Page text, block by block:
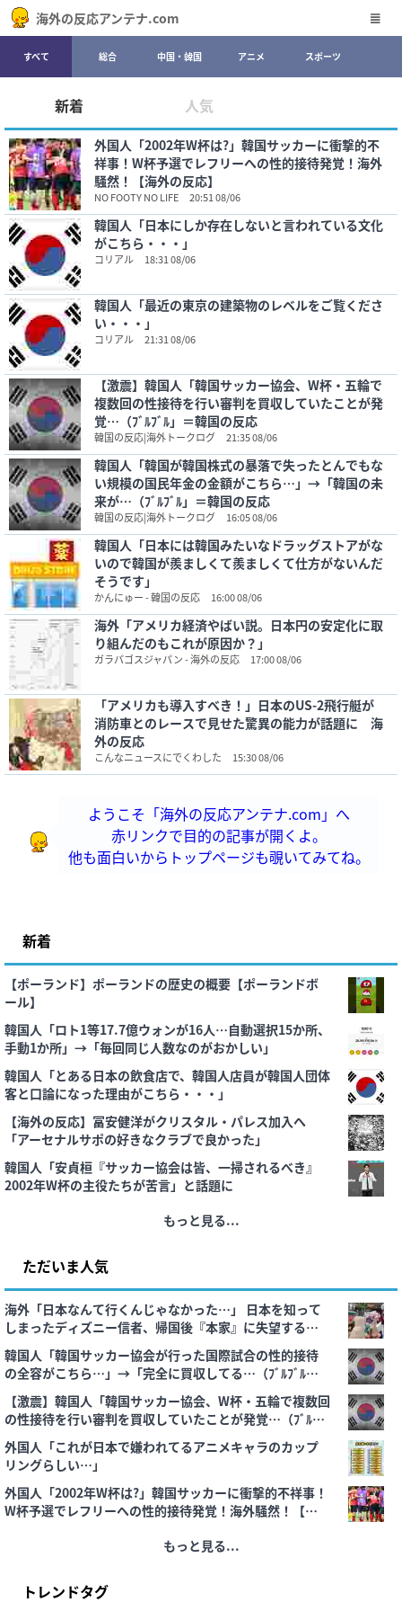
海外の反応アンテナ.com
すべて 総合 中国・韓国 アニメ スポーツ
新着 人気
外国人「2002年W杯は?」韓国サッカーに衝撃的不
祥事！W杯予選でレフリーへの性的接待発覚！海外
騒然！【海外の反応】
NO FOOTY NO LIFE 20:51 08/06
韓国人「日本にしか存在しないと言われている文化
がこちら・・・」
コリアル 18:31 08/06
韓国人「最近の東京の建築物のレベルをご覧くださ
い・・・」
コリアル 21:31 08/06
【激震】韓国人「韓国サッカー協会、W杯・五輪で
複数回の性接待を行い審判を買収していたことが発
覚…（ﾌﾞﾙﾌﾞﾙ」＝韓国の反応
韓国の反応|海外トークログ 21:35 08/06
韓国人「韓国が韓国株式の暴落で失ったとんでもな
い規模の国民年金の金額がこちら…」→「韓国の未
来が…（ﾌﾞﾙﾌﾞﾙ」＝韓国の反応
韓国の反応|海外トークログ 16:05 08/06
韓国人「日本には韓国みたいなドラッグストアがな
いので韓国が羨ましくて羨ましくて仕方がないんだ
そうです」
かんにゅー - 韓国の反応 16:00 08/06
海外「アメリカ経済やばい説。日本円の安定化に取
り組んだのもこれが原因か？」
ガラパゴスジャパン - 海外の反応 17:00 08/06
「アメリカも導入すべき！」日本のUS-2飛行艇が
消防車とのレースで見せた驚異の能力が話題に 海
外の反応
こんなニュースにでくわした 15:30 08/06
ようこそ「海外の反応アンテナ.com」へ
赤リンクで目的の記事が開くよ。
他も面白いからトップページも覗いてみてね。
新着
【ポーランド】ポーランドの歴史の概要【ポーランドボ
ール】
韓国人「ロト1等17.7億ウォンが16人…自動選択15か所、
手動1か所」→「毎回同じ人数なのがおかしい」
韓国人「とある日本の飲食店で、韓国人店員が韓国人団体
客と口論になった理由がこちら・・・」
【海外の反応】冨安健洋がクリスタル・パレス加入へ
「アーセナルサポの好きなクラブで良かった」
韓国人「安貞桓『サッカー協会は皆、一掃されるべき』
2002年W杯の主役たちが苦言」と話題に
もっと見る...
ただいま人気
海外「日本なんて行くんじゃなかった…」 日本を知って
しまったディズニー信者、帰国後『本家』に失望する事
態に
韓国人「韓国サッカー協会が行った国際試合の性的接待
の全容がこちら…」→「完全に買収してる…（ﾌﾞﾙﾌﾞﾙ」
＝韓国の反応
【激震】韓国人「韓国サッカー協会、W杯・五輪で複数回
の性接待を行い審判を買収していたことが発覚…（ﾌﾞﾙﾌﾞ
ﾙ」＝韓国の反応
外国人「これが日本で嫌われてるアニメキャラのカップ
リングらしい…」
外国人「2002年W杯は?」韓国サッカーに衝撃的不祥事！
W杯予選でレフリーへの性的接待発覚！海外騒然！【海外
もっと見る...
トレンドタグ